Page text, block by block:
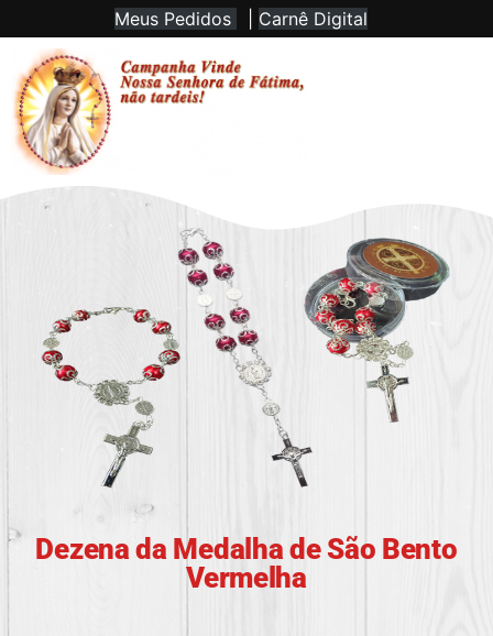
Meus Pedidos Carnê Digital
Dezena da Medalha de São Bento
Vermelha